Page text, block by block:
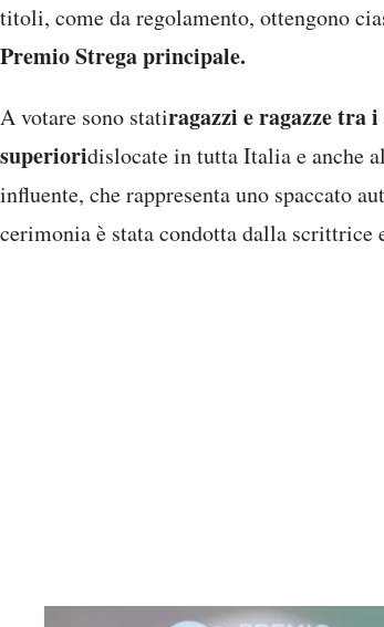
titoli, come da regolamento, ottengono
Premio Strega principale.
A votare sono statiragazzi e ragazze tra
superioridislocate in tutta Italia e anche
influente, che rappresenta uno spaccato
cerimonia è stata condotta dalla scrittrice